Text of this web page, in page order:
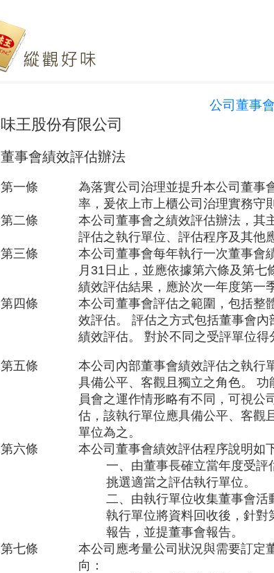
公司董事
味王股份有限公司
董事會績效評估辦法
第一條
為落實公司治理並提升本公司董事
率，爰依上市上櫃公司治理實務守
第二條
本公司董事會之績效評估辦法，其
評估之執行單位、評估程序及其他
第三條
本公司董事會每年執行一次董事會
月31日止，並應依據第六條及第
績效評估結果，應於次一年度第一
第四條
本公司董事會評估之範圍 ，包括整
效評估。 評估之方式包括董事會
績效評估。 對於不同之受評單位得
第五條 本公司內部董事會績效評估之執行
具備公平、客觀且獨立之角色。
員會之運作情形略有不同，可視公
估，該執行單位應具備公平、客觀
單位為之。
第六條
本公司董事會績效評估程序說明如
一、由董事長確立當年度受
挑選適當之評估執行單位。
二、由執行單位收集董事會
執行單位將資料回收後，針
報告，並提董事會報告。
第七條
本公司應考量公司狀況與需要訂定
向：